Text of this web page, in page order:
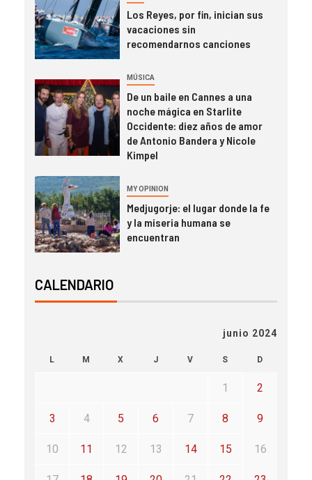
Los Reyes, por fin, inician sus
vacaciones sin
recomendarnos canciones
MÚSICA
De un baile en Cannes a una
noche mágica en Starlite
Occidente: diez años de amor
de Antonio Bandera y Nicole
Kimpel
MY OPINION
Medjugorje: el lugar donde la fe
y la miseria humana se
encuentran
CALENDARIO
junio 2024
L M X J V S D
1 2
3 4 5 6 7 8 9
10 11 12 13 14 15 16